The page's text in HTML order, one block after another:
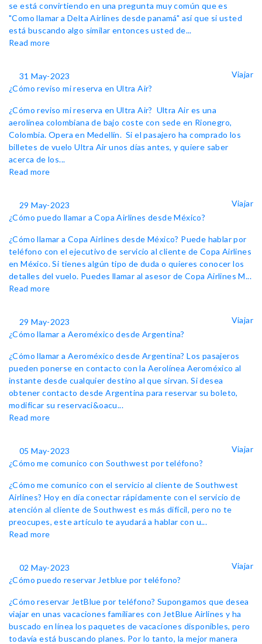
se está convirtiendo en una pregunta muy común que es
"Como llamar a Delta Airlines desde panamá" así que si usted
está buscando algo similar entonces usted de...
Read more
31 May-2023
Viajar
¿Cómo reviso mi reserva en Ultra Air?
¿Cómo reviso mi reserva en Ultra Air? Ultra Air es una
aerolínea colombiana de bajo coste con sede en Rionegro,
Colombia. Opera en Medellín. Si el pasajero ha comprado los
billetes de vuelo Ultra Air unos días antes, y quiere saber
acerca de los...
Read more
29 May-2023
Viajar
¿Cómo puedo llamar a Copa Airlines desde México?
¿Cómo llamar a Copa Airlines desde México? Puede hablar por
teléfono con el ejecutivo de servicio al cliente de Copa Airlines
en México. Si tienes algún tipo de duda o quieres conocer los
detalles del vuelo. Puedes llamar al asesor de Copa Airlines M...
Read more
29 May-2023
Viajar
¿Cómo llamar a Aeroméxico desde Argentina?
¿Cómo llamar a Aeroméxico desde Argentina? Los pasajeros
pueden ponerse en contacto con la Aerolínea Aeroméxico al
instante desde cualquier destino al que sirvan. Si desea
obtener contacto desde Argentina para reservar su boleto,
modificar su reservaci&oacu...
Read more
05 May-2023
Viajar
¿Cómo me comunico con Southwest por teléfono?
¿Cómo me comunico con el servicio al cliente de Southwest
Airlines? Hoy en día conectar rápidamente con el servicio de
atención al cliente de Southwest es más difícil, pero no te
preocupes, este artículo te ayudará a hablar con u...
Read more
02 May-2023
Viajar
¿Cómo puedo reservar Jetblue por teléfono?
¿Cómo reservar JetBlue por teléfono? Supongamos que desea
viajar en unas vacaciones familiares con JetBlue Airlines y ha
buscado en línea los paquetes de vacaciones disponibles, pero
todavía está buscando planes. Por lo tanto, la mejor manera